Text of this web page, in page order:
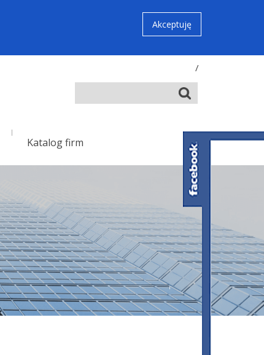
Akceptuję
/
Katalog firm